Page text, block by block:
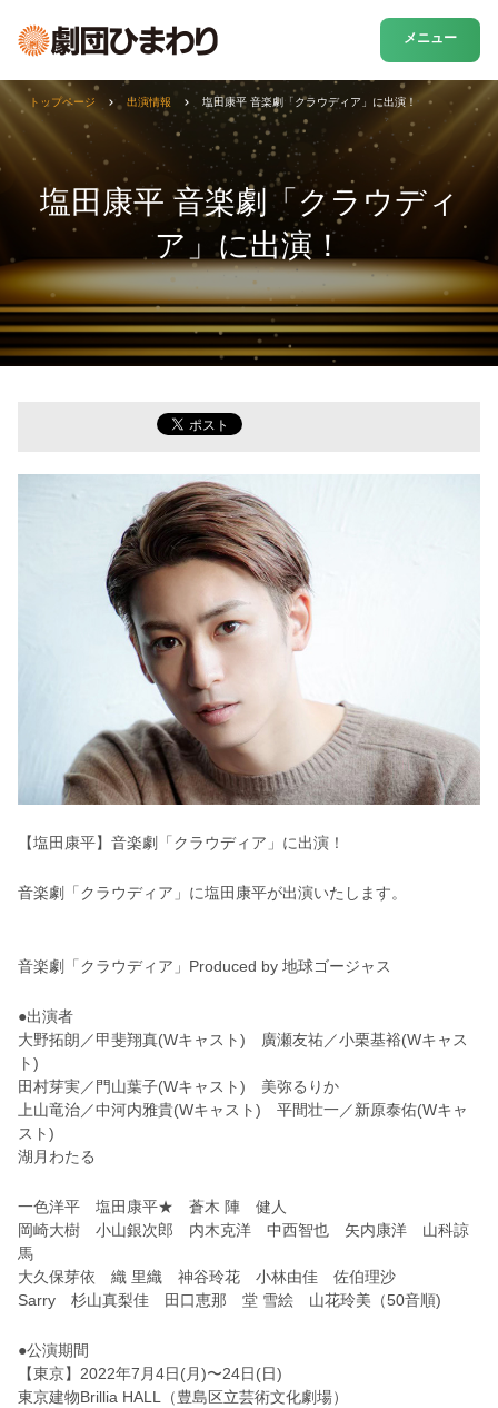
メニュー
塩田康平 音楽劇「クラウディ
ア」に出演！
トップページ 出演情報 塩田康平 音楽劇「クラウディア」に出演！
【塩田康平】音楽劇「クラウディア」に出演！
音楽劇「クラウディア」に塩田康平が出演いたします。
音楽劇「クラウディア」Produced by 地球ゴージャス
●出演者
大野拓朗／甲斐翔真(Wキャスト) 廣瀬友祐／小栗基裕(Wキャス
ト)
田村芽実／門山葉子(Wキャスト) 美弥るりか
上山竜治／中河内雅貴(Wキャスト) 平間壮一／新原泰佑(Wキャ
スト)
湖月わたる
一色洋平 塩田康平★ 蒼木 陣 健人
岡崎大樹 小山銀次郎 内木克洋 中西智也 矢内康洋 山科諒
馬
大久保芽依 織 里織 神谷玲花 小林由佳 佐伯理沙
Sarry 杉山真梨佳 田口恵那 堂 雪絵 山花玲美（50音順)
●公演期間
【東京】2022年7月4日(月)〜24日(日)
東京建物Brillia HALL（豊島区立芸術文化劇場）